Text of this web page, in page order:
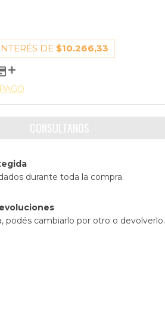
DE $10.266,33
durante toda la compra.
podés cambiarlo por otro o devolverlo.